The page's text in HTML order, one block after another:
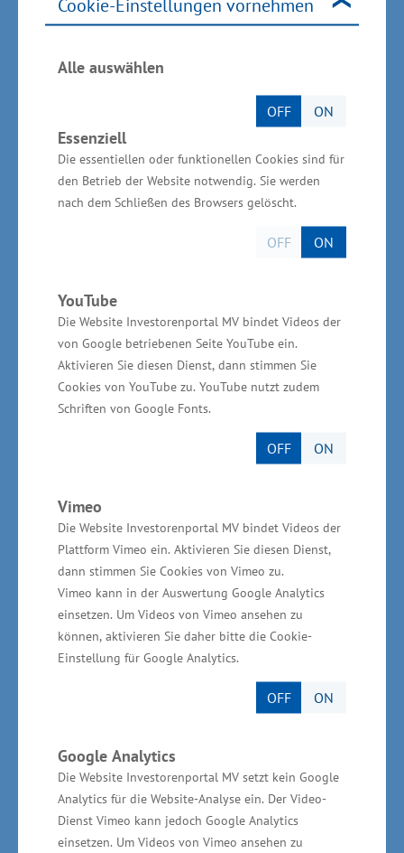
Alle auswählen
OFF ON
Essenziell
Die essentiellen oder funktionellen Cookies sind für
den Betrieb der Website notwendig. Sie werden
nach dem Schließen des Browsers gelöscht.
OFF ON
YouTube
Die Website Investorenportal MV bindet Videos der
von Google betriebenen Seite YouTube ein.
Aktivieren Sie diesen Dienst, dann stimmen Sie
Cookies von YouTube zu. YouTube nutzt zudem
Schriften von Google Fonts.
OFF ON
Vimeo
Die Website Investorenportal MV bindet Videos der
Plattform Vimeo ein. Aktivieren Sie diesen Dienst,
dann stimmen Sie Cookies von Vimeo zu.
Vimeo kann in der Auswertung Google Analytics
einsetzen. Um Videos von Vimeo ansehen zu
können, aktivieren Sie daher bitte die Cookie-
Einstellung für Google Analytics.
OFF ON
Google Analytics
Die Website Investorenportal MV setzt kein Google
Analytics für die Website-Analyse ein. Der Video-
Dienst Vimeo kann jedoch Google Analytics
einsetzen. Um Videos von Vimeo ansehen zu
Kreuzfahrttouristen haben beim Stopp im Alten
anzusehen und Tagesausflüge in die nähere
Umgebung zu unternehmen“, sagte Glawe.
Wirtschaftsministerium
unterstützt vor Ort
Die Kosten für das Abfertigungsgebäude
belaufen sich aktuell auf rund 1,6 Millionen
Euro. Das Wirtschaftsministerium hat den Bau
unterstützt aus Mitteln der
Gemeinschaftsaufgabe „Verbesserung der
regionalen Wirtschaftsstruktur“ (GRW) in Höhe
von 1,4 Millionen Euro. „Mit Unterstützung des
Wirtschaftsministeriums ist mit dem
Gebäudeneubau zukunftssichernd in die
sagte Mecklenburg-Vorpommerns
Wirtschaftsminister Harry Glawe abschließend.
Die Ausgaben der Gesamtmaßnahme am Alten
Hafen Wismar belaufen sich auf knapp 7,4
Millionen Euro. Das Wirtschaftsministerium
unterstützt aus Mitteln der
Gemeinschaftsaufgabe „Verbesserung der
regionalen Wirtschaftsstruktur“ (GRW) in Höhe
von knapp 6,6 Millionen Euro.
Kreuzschifffahrt in der Hansestadt
Wismar